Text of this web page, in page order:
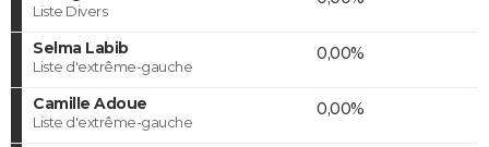
Liste Divers
Selma Labib
Liste d'extrême-gauche
0,00%
Camille Adoue
Liste d'extrême-gauche
0,00%